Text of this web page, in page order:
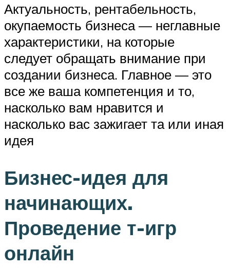
Актуальность, рентабельность,
окупаемость бизнеса — неглавные
характеристики, на которые
следует обращать внимание при
создании бизнеса. Главное — это
все же ваша компетенция и то,
насколько вам нравится и
насколько вас зажигает та или иная
идея
Бизнес-идея для
начинающих.
Проведение т-игр
онлайн